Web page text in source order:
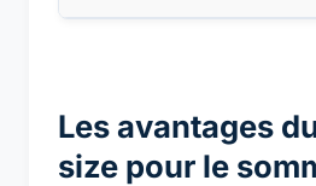
Les avantages
size pour le